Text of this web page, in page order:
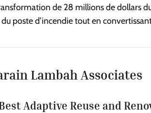
de 28 millions de dollars
poste d’incendie tout en
Lambah Associates
Adaptive Reuse and